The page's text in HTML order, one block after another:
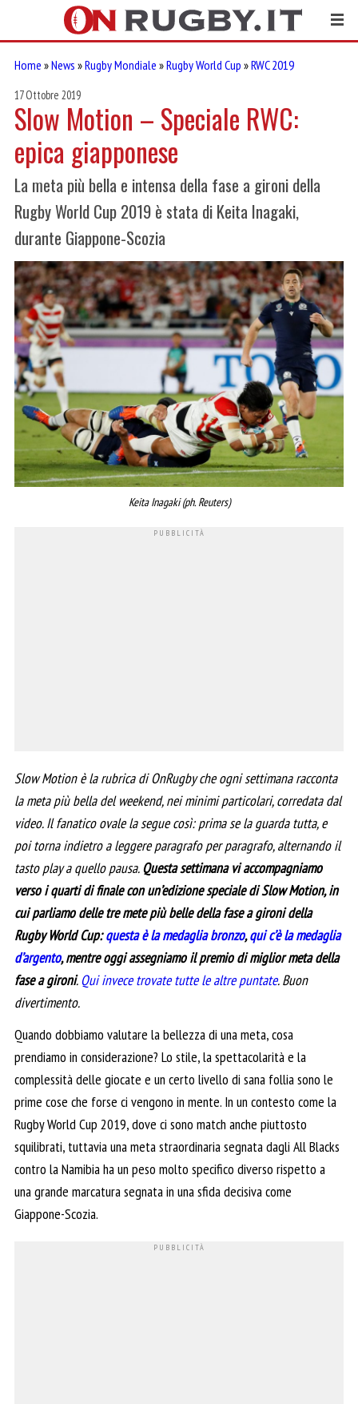
Home »News »Rugby Mondiale »Rugby World Cup »RWC 2019
17 Ottobre 2019
Slow Motion – Speciale RWC:
epica giapponese
La meta più bella e intensa della fase a gironi della
Rugby World Cup 2019 è stata di Keita Inagaki,
durante Giappone-Scozia
Keita Inagaki (ph. Reuters)
Slow Motion è la rubrica di OnRugby che ogni settimana racconta
la meta più bella del weekend, nei minimi particolari, corredata dal
video. Il fanatico ovale la segue così: prima se la guarda tutta, e
poi torna indietro a leggere paragrafo per paragrafo, alternando il
tasto play a quello pausa.Questa settimana vi accompagniamo
verso i quarti di finale con un’edizione speciale di Slow Motion, in
cui parliamo delle tre mete più belle della fase a gironi della
Rugby World Cup:questa è la medaglia bronzo,qui c’è la medaglia
d’argento, mentre oggi assegniamo il premio di miglior meta della
fase a gironi.Qui invece trovate tutte le altre puntate. Buon
divertimento.
Quando dobbiamo valutare la bellezza di una meta, cosa
prendiamo in considerazione? Lo stile, la spettacolarità e la
complessità delle giocate e un certo livello di sana follia sono le
prime cose che forse ci vengono in mente. In un contesto come la
Rugby World Cup 2019, dove ci sono match anche piuttosto
squilibrati, tuttavia una meta straordinaria segnata dagli All Blacks
contro la Namibia ha un peso molto specifico diverso rispetto a
una grande marcatura segnata in una sfida decisiva come
Giappone-Scozia.